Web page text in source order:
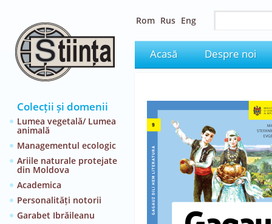
Colecții și domenii
Lumea vegetală/ Lumea
animală
Managementul ecologic
Ariile naturale protejate
din Moldova
Academica
Personalități notorii
Garabet Ibrăileanu
Rom Rus Eng
Acasă Despre noi